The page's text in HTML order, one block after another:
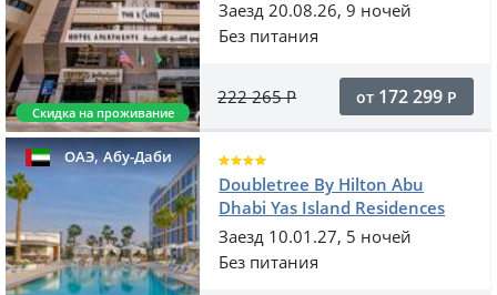
Скидка на проживание
Заезд 20.08.26, 9 ночей
Без питания
222 265Р от 172 299 Р
ОАЭ,Абу-Даби
Doubletree By Hilton Abu
Dhabi Yas Island Residences
Заезд 10.01.27, 5 ночей
Без питания